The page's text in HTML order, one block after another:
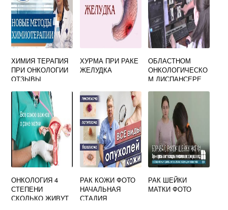
ХИМИЯ ТЕРАПИЯ
ПРИ ОНКОЛОГИИ
ОТЗЫВЫ
ХУРМА ПРИ РАКЕ
ЖЕЛУДКА
ОБЛАСТНОМ
ОНКОЛОГИЧЕСКО
М ДИСПАНСЕРЕ
ОНКОЛОГИЯ 4
СТЕПЕНИ
СКОЛЬКО ЖИВУТ
РАК КОЖИ ФОТО
НАЧАЛЬНАЯ
СТАДИЯ
РАК ШЕЙКИ
МАТКИ ФОТО